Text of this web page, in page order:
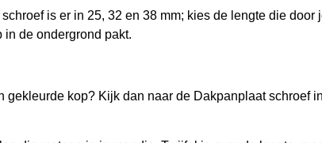
is er in 25, 32 en 38 mm; kies de lengte die door
de ondergrond pakt.
gekleurde kop? Kijk dan naar de Dakpanplaat schroef